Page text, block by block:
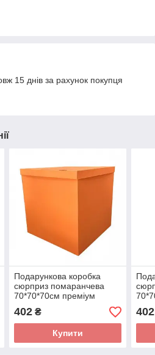
15 днів за рахунок покупця
Подарункова коробка
сюрприз помаранчева
70*70*70см преміум
402₴
Купити
402